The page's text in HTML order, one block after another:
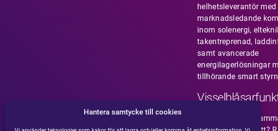
Hantera samtycke till cookies
helhetsleverantör med
marknadsledande
inom solenergi,
takentreprenad,
samt avancerade
energilagerlösningar
tillhörande smart
Har du